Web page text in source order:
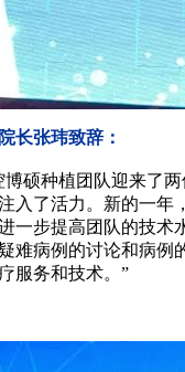
长张玮致辞：
博硕种植团队迎来了
入了活力。新的一年
一步提高团队的技术
难病例的讨论和病例
服务和技术。”